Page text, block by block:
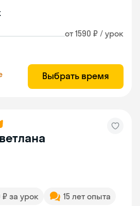
от 1590 ₽ / урок
Выбрать время
₽ за урок
15 лет опыта